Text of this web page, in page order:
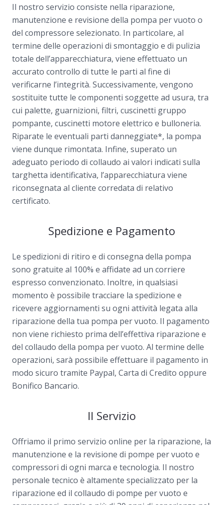
Il nostro servizio consiste nella riparazione,
manutenzione e revisione della pompa per vuoto o
del compressore selezionato. In particolare, al
termine delle operazioni di smontaggio e di pulizia
totale dell’apparecchiatura, viene effettuato un
accurato controllo di tutte le parti al fine di
verificarne l’integrità. Successivamente, vengono
sostituite tutte le componenti soggette ad usura, tra
cui palette, guarnizioni, filtri, cuscinetti gruppo
pompante, cuscinetti motore elettrico e bulloneria.
Riparate le eventuali parti danneggiate*, la pompa
viene dunque rimontata. Infine, superato un
adeguato periodo di collaudo ai valori indicati sulla
targhetta identificativa, l’apparecchiatura viene
riconsegnata al cliente corredata di relativo
certificato.
Spedizione e Pagamento
Le spedizioni di ritiro e di consegna della pompa
sono gratuite al 100% e affidate ad un corriere
espresso convenzionato. Inoltre, in qualsiasi
momento è possibile tracciare la spedizione e
ricevere aggiornamenti su ogni attività legata alla
riparazione della tua pompa per vuoto. Il pagamento
non viene richiesto prima dell’effettiva riparazione e
del collaudo della pompa per vuoto. Al termine delle
operazioni, sarà possibile effettuare il pagamento in
modo sicuro tramite Paypal, Carta di Credito oppure
Bonifico Bancario.
Il Servizio
Offriamo il primo servizio online per la riparazione, la
manutenzione e la revisione di pompe per vuoto e
compressori di ogni marca e tecnologia. Il nostro
personale tecnico è altamente specializzato per la
riparazione ed il collaudo di pompe per vuoto e